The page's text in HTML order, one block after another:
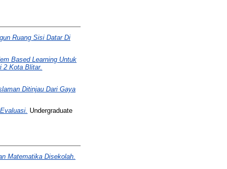
Ruang Sisi Datar Di
Based Learning Untuk
2 Kota Blitar.
Ditinjau Dari Gaya
Undergraduate
Matematika Disekolah.